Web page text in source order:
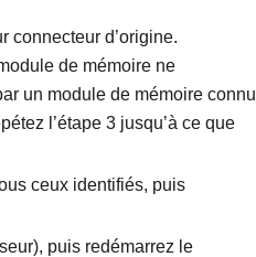
connecteur d’origine.
de mémoire ne
un module de mémoire connu
l’étape 3 jusqu’à ce que
ceux identifiés, puis
puis redémarrez le